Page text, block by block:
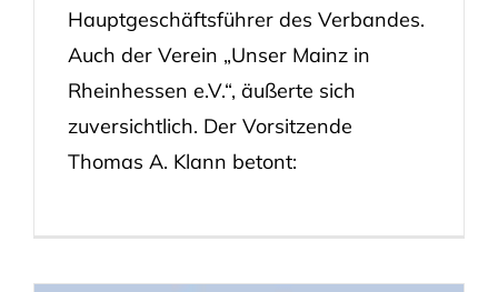
Hauptgeschäftsführer des Verbandes.
Auch der Verein „Unser Mainz in
Rheinhessen e.V.“, äußerte sich
zuversichtlich. Der Vorsitzende
Thomas A. Klann betont: